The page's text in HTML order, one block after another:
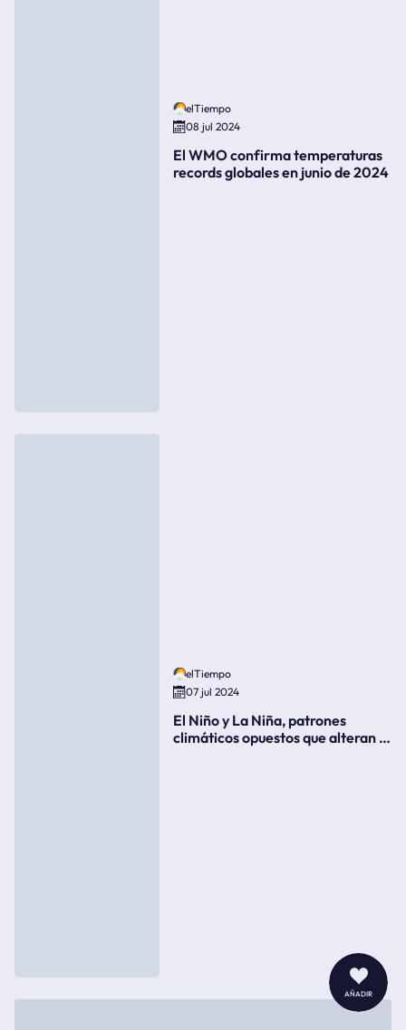
añadir
elTiempo
08 jul 2024
El WMO confirma temperaturas
records globales en junio de 2024
elTiempo
07 jul 2024
El Niño y La Niña, patrones
climáticos opuestos que alteran la